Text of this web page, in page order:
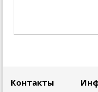
Контакты